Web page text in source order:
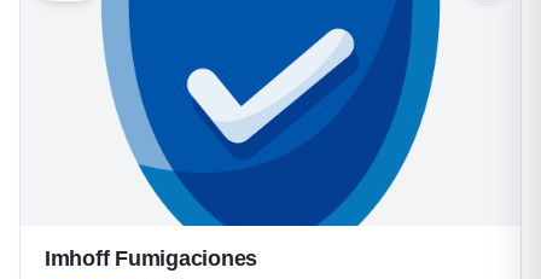
Imhoff Fumigaciones